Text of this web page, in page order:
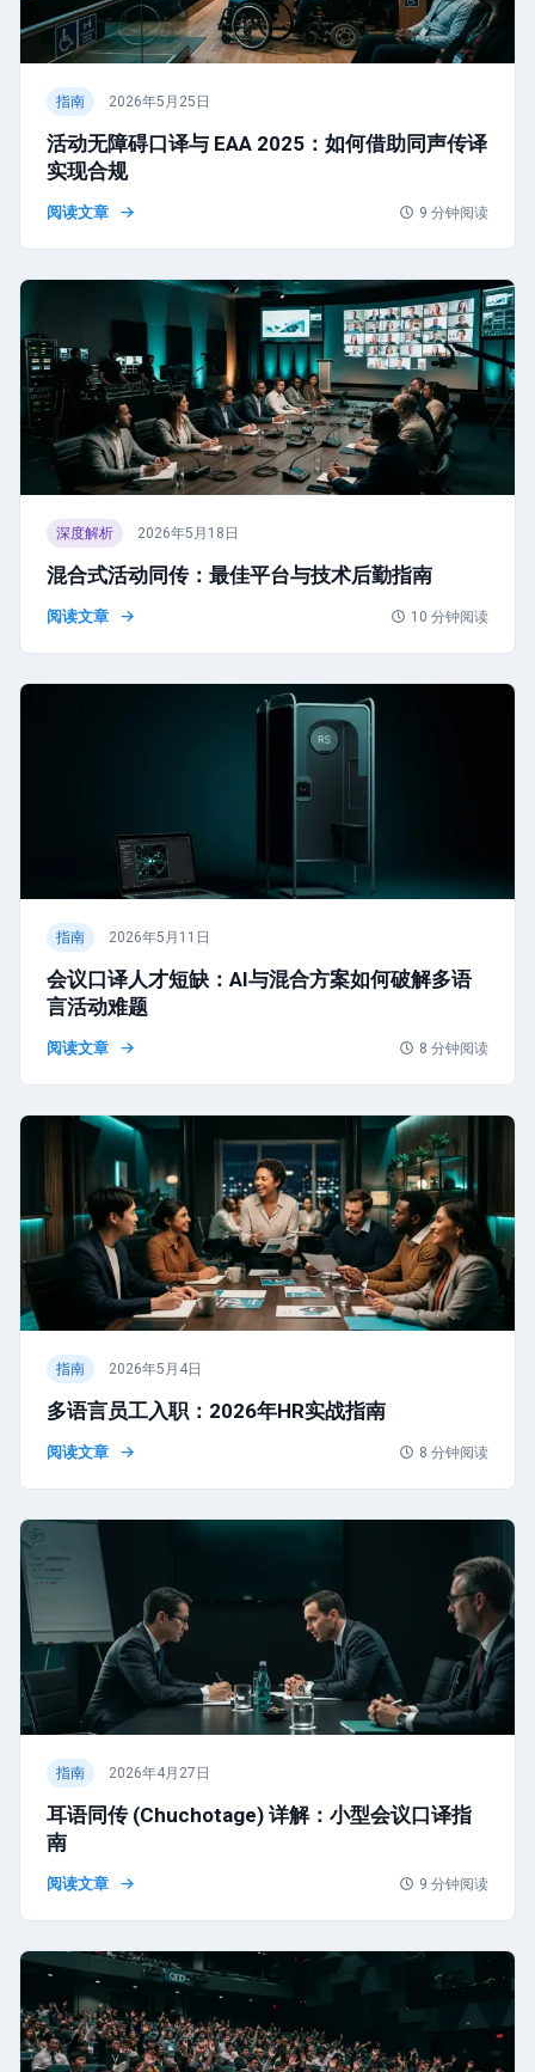
指南 2026年5月25日
活动无障碍口译与 EAA 2025：如何借助同声传译
实现合规
阅读文章 9 分钟阅读
深度解析 2026年5月18日
混合式活动同传：最佳平台与技术后勤指南
阅读文章 10 分钟阅读
指南 2026年5月11日
会议口译人才短缺：AI与混合方案如何破解多语
言活动难题
阅读文章 8 分钟阅读
指南 2026年5月4日
多语言员工入职：2026年HR实战指南
阅读文章 8 分钟阅读
指南 2026年4月27日
耳语同传 (Chuchotage) 详解：小型会议口译指
南
阅读文章 9 分钟阅读